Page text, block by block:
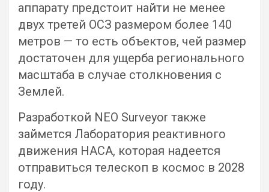
аппарату предстоит найти не менее
двух третей ОСЗ размером более 140
метров — то есть объектов, чей размер
достаточен для ущерба регионального
масштаба в случае столкновения с
Землей.
Разработкой NEO Surveyor также
займется Лаборатория реактивного
движения НАСА, которая надеется
отправиться телескоп в космос в 2028
году.